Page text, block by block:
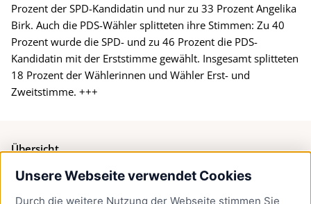
Unsere Webseite verwendet Cookies
Durch die weitere Nutzung der Webseite stimmen Sie
Prozent der SPD-Kandidatin und nur zu 33 Prozent Angelika
Birk. Auch die PDS-Wähler splitteten ihre Stimmen: Zu 40
Prozent wurde die SPD- und zu 46 Prozent die PDS-
Kandidatin mit der Erststimme gewählt. Insgesamt splitteten
18 Prozent der Wählerinnen und Wähler Erst- und
Zweitstimme. +++
Übersicht
Bürgerservice
Presse